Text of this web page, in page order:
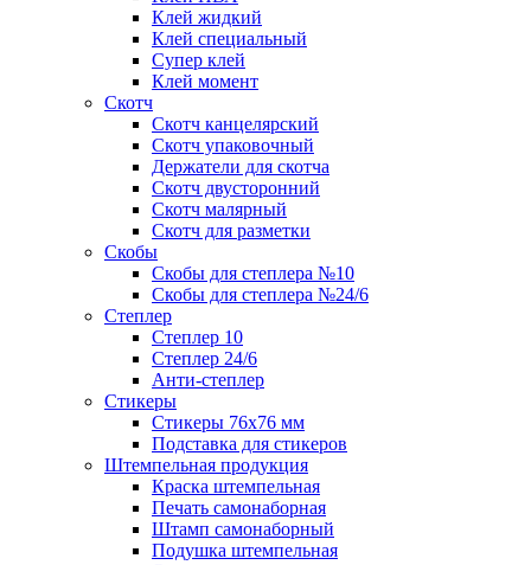
Клей жидкий
Клей специальный
Супер клей
Клей момент
Скотч
Скотч канцелярский
Скотч упаковочный
Держатели для скотча
Скотч двусторонний
Скотч малярный
Скотч для разметки
Скобы
Скобы для степлера №10
Скобы для степлера №24/6
Степлер
Степлер 10
Степлер 24/6
Анти-степлер
Стикеры
Стикеры 76x76 мм
Подставка для стикеров
Штемпельная продукция
Краска штемпельная
Печать самонаборная
Штамп самонаборный
Подушка штемпельная